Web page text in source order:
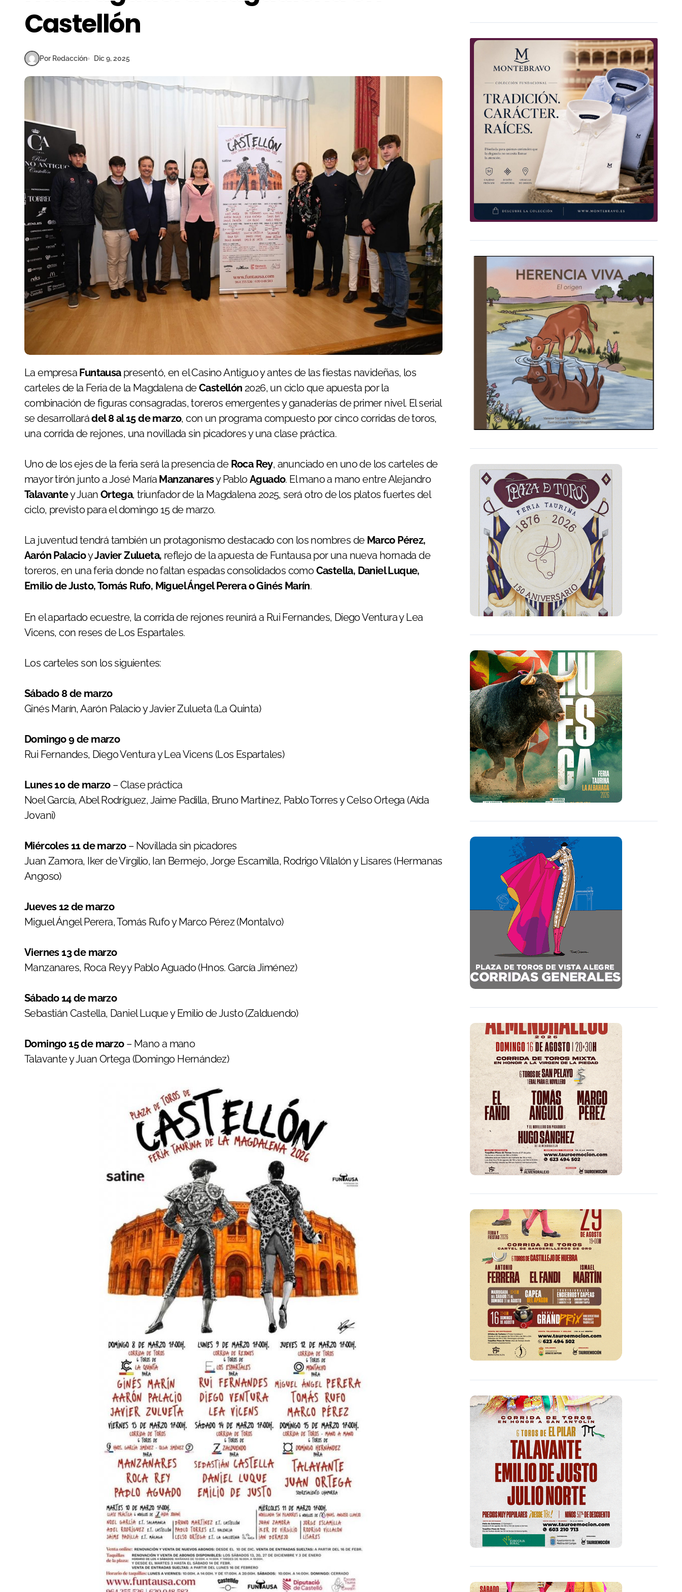
Castellón
Por Redacción Dic 9, 2025
La empresa Funtausapresentó, en el Casino Antiguo y antes de las fiestas navideñas, los
carteles de la Feria de la Magdalena deCastellón 2026, un ciclo que apuesta por la
combinación de figuras consagradas, toreros emergentes y ganaderías de primer nivel. El serial
se desarrollarádel 8 al 15 de marzo, con un programa compuesto por cinco corridas de toros,
una corrida de rejones, una novillada sin picadores y una clase práctica.
Uno de los ejes de la feria será la presencia de Roca Rey, anunciado en uno de los carteles de
mayor tirón junto a José María Manzanaresy PabloAguado. El mano a mano entre Alejandro
Talavantey Juan Ortega, triunfador de la Magdalena 2025, será otro de los platos fuertes del
ciclo, previsto para el domingo 15 de marzo.
La juventud tendrá también un protagonismo destacado con los nombres de Marco Pérez,
Aarón PalacioyJavier Zulueta, reflejo de la apuesta de Funtausa por una nueva hornada de
toreros, en una feria donde no faltan espadas consolidados comoCastella, Daniel Luque,
Emilio de Justo, Tomás Rufo, Miguel Ángel Perera o Ginés Marín.
En el apartado ecuestre, la corrida de rejones reunirá a Rui Fernandes, Diego Ventura y Lea
Vicens, con reses de Los Espartales.
Los carteles son los siguientes:
Sábado 8 de marzo
Ginés Marín, Aarón Palacio y Javier Zulueta (La Quinta)
Domingo 9 de marzo
Rui Fernandes, Diego Ventura y Lea Vicens (Los Espartales)
Lunes 10 de marzo– Clase práctica
Noel García, Abel Rodríguez, Jaime Padilla, Bruno Martínez, Pablo Torres y Celso Ortega (Aída
Jovani)
Miércoles 11 de marzo– Novillada sin picadores
Juan Zamora, Iker de Virgilio, Ian Bermejo, Jorge Escamilla, Rodrigo Villalón y Lisares (Hermanas
Angoso)
Jueves 12 de marzo
Miguel Ángel Perera, Tomás Rufo y Marco Pérez (Montalvo)
Viernes 13 de marzo
Manzanares, Roca Rey y Pablo Aguado (Hnos. García Jiménez)
Sábado 14 de marzo
Sebastián Castella, Daniel Luque y Emilio de Justo (Zalduendo)
Domingo 15 de marzo– Mano a mano
Talavante y Juan Ortega (Domingo Hernández)